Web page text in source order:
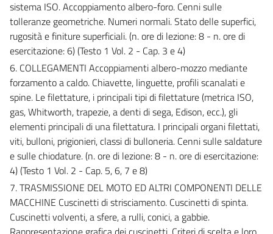
sistema ISO. Accoppiamento albero-foro. Cenni sulle
tolleranze geometriche. Numeri normali. Stato delle superfici,
rugosità e finiture superficiali.(n. ore di lezione: 8 - n. ore di
esercitazione: 6) (Testo 1 Vol. 2 - Cap. 3 e 4)
6. COLLEGAMENTI Accoppiamenti albero-mozzo mediante
forzamento a caldo. Chiavette, linguette, profili scanalati e
spine. Le filettature, i principali tipi di filettature (metrica ISO,
gas, Whitworth, trapezie, a denti di sega, Edison, ecc.), gli
elementi principali di una filettatura. I principali organi filettati,
viti, bulloni, prigionieri, classi di bulloneria. Cenni sulle saldature
e sulle chiodature.(n. ore di lezione: 8 - n. ore di esercitazione:
4) (Testo 1 Vol. 2 - Cap. 5, 6, 7 e 8)
7. TRASMISSIONE DEL MOTO ED ALTRI COMPONENTI DELLE
MACCHINE Cuscinetti di strisciamento. Cuscinetti di spinta.
Cuscinetti volventi, a sfere, a rulli, conici, a gabbie.